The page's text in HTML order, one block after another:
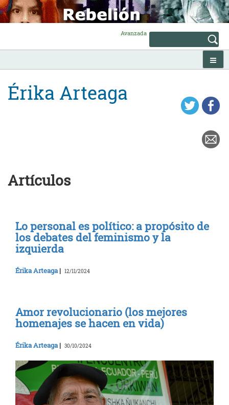
Skip
to
content
Avanzada
Érika Arteaga
Artículos
Lo personal es político: a propósito de
los debates del feminismo y la
izquierda
Érika Arteaga | 12/11/2024
Amor revolucionario (los mejores
homenajes se hacen en vida)
Érika Arteaga | 30/10/2024